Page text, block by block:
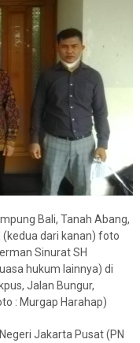
Bali, Tanah Abang,
(kedua dari kanan) foto
Sinurat SH
hukum lainnya) di
Jalan Bungur,
: Murgap Harahap)
Jakarta Pusat (PN